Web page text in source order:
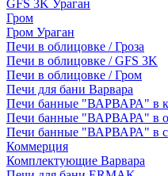
GFS 3K Ураган
Гром
Гром Ураган
Печи в облицовке / Гроза
Печи в облицовке / GFS 3K
Печи в облицовке / Гром
Печи для бани Варвара
Печи банные "ВАРВАРА" в
Печи банные "ВАРВАРА" в
Печи банные "ВАРВАРА" в
Коммерция
Комплектующие Варвара